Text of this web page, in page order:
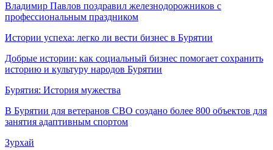
Владимир Павлов поздравил железнодорожников с
профессиональным праздником
Истории успеха: легко ли вести бизнес в Бурятии
Добрые истории: как социальный бизнес помогает сохранить
историю и культуру народов Бурятии
Бурятия: История мужества
В Бурятии для ветеранов СВО создано более 800 объектов для
занятия адаптивным спортом
Зурхай